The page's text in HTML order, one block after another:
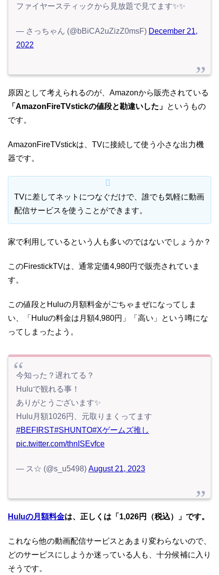
ファイヤースティックから見放題で見てます✨✨
— さっちゃん (@bBiCA2uZizZ0msF) December 21,
2022
原因として考えられるのが、Amazonから販売されている
「AmazonFireTVstickの値段と勘違いした」 というもの
です。
AmazonFireTVstickは、TVに接続して使う小さな出力機
器です。
TVに差してネットにつなぐだけで、誰でも気軽に動画
配信サービスを使うことができます。
家で利用しているという人も多いのではないでしょうか？
このFirestickTVは、通常定価4,980円で販売されていま
す。
この値段とHuluの月額料金がごちゃまぜになってしま
い、「Huluの料金は月額4,980円」「高い」という噂にな
ってしまったよう。
今知った？遅れてる？
Huluで観れる事！
ありがとうございます✨
Hulu月額1026円、元取りまくってます
#BEFIRST#SHUNTO#Xゲームズ推し
pic.twitter.com/thnISEvfce
— ス☆ (@s_u5498) August 21, 2023
Huluの月額料金は、正しくは「1,026円（税込）」です。
これなら他の動画配信サービスとあまり変わらないので、
どのサービスにしようか迷っている人も、十分候補に入り
そうです。